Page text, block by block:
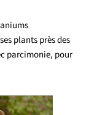
plants près des
parcimonie, pour